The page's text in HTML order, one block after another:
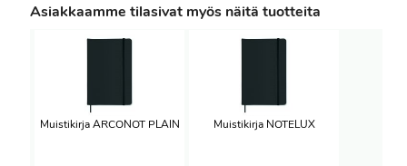
Asiakkaamme tilasivat myös näitä tuotteita
Muistikirja ARCONOT PLAIN Muistikirja NOTELUX